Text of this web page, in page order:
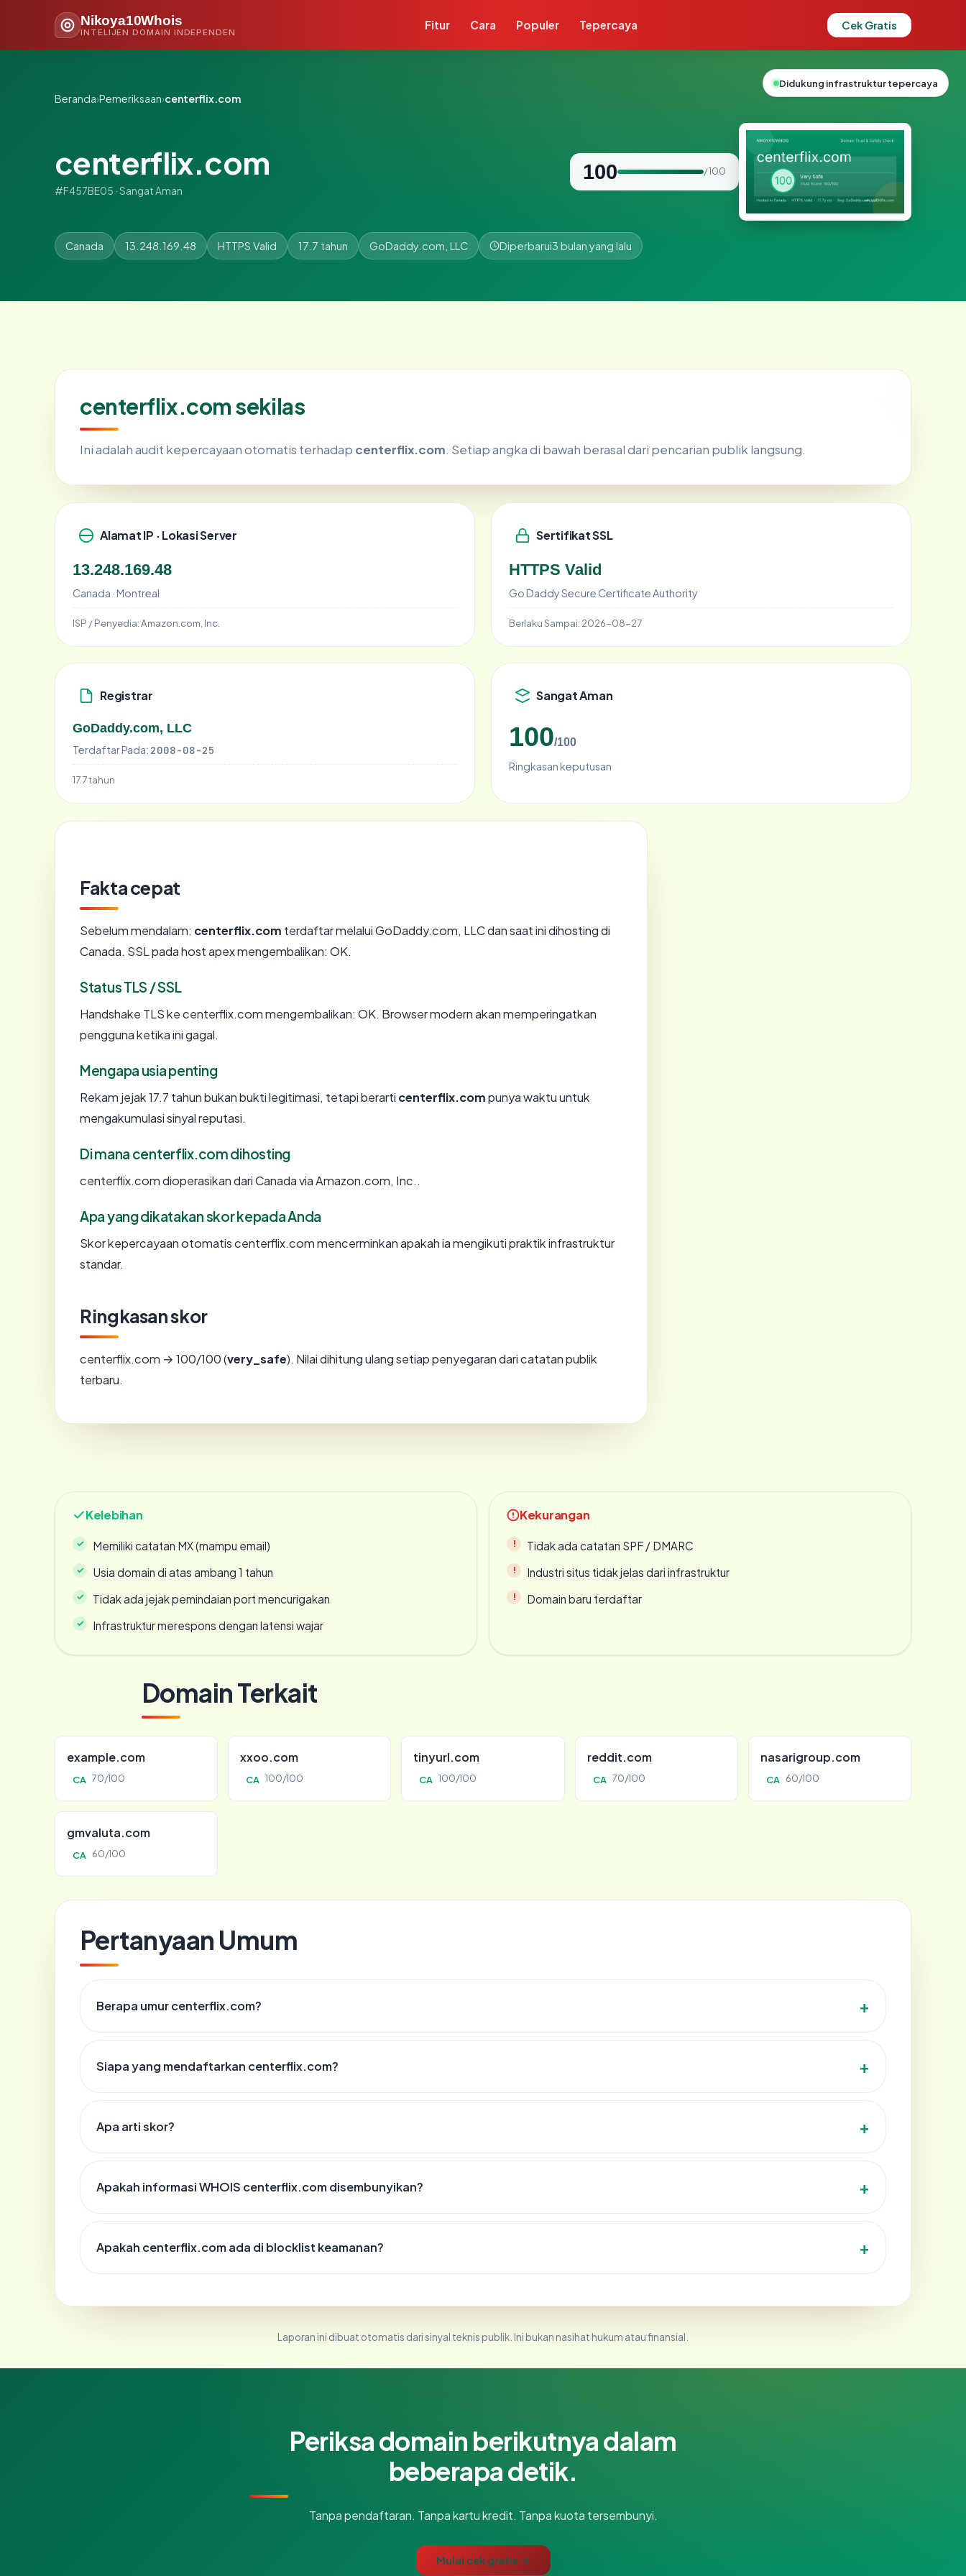
Nikoya10Whois
INTELIJEN DOMAIN INDEPENDEN
Fitur Cara Populer Tepercaya Cek Gratis
Beranda›Pemeriksaan›centerflix.com
centerflix.com
#F457BE05 · Sangat Aman
100 / 100
Canada 13.248.169.48 HTTPS Valid 17.7 tahun GoDaddy.com, LLC Diperbarui3 bulan yang lalu
centerflix.com sekilas
Ini adalah audit kepercayaan otomatis terhadap centerflix.com. Setiap angka di bawah berasal dari pencarian publik langsung.
Alamat IP · Lokasi Server
13.248.169.48
Canada · Montreal
ISP / Penyedia:Amazon.com, Inc.
Sertifikat SSL
HTTPS Valid
Go Daddy Secure Certificate Authority
Berlaku Sampai: 2026-08-27
Registrar
GoDaddy.com, LLC
Terdaftar Pada: 2008-08-25
17.7 tahun
Sangat Aman
100/100
Ringkasan keputusan
Fakta cepat
Sebelum mendalam: centerflix.com terdaftar melalui GoDaddy.com, LLC dan saat ini dihosting di
Canada. SSL pada host apex mengembalikan: OK.
Status TLS / SSL
Handshake TLS ke centerflix.com mengembalikan: OK. Browser modern akan memperingatkan
pengguna ketika ini gagal.
Mengapa usia penting
Rekam jejak 17.7 tahun bukan bukti legitimasi, tetapi berarti centerflix.compunya waktu untuk
mengakumulasi sinyal reputasi.
Di mana centerflix.com dihosting
centerflix.com dioperasikan dari Canada via Amazon.com, Inc..
Apa yang dikatakan skor kepada Anda
Skor kepercayaan otomatis centerflix.com mencerminkan apakah ia mengikuti praktik infrastruktur
standar.
Ringkasan skor
centerflix.com → 100/100 (very_safe). Nilai dihitung ulang setiap penyegaran dari catatan publik
terbaru.
Kelebihan
Memiliki catatan MX (mampu email)
Usia domain di atas ambang 1 tahun
Tidak ada jejak pemindaian port mencurigakan
Infrastruktur merespons dengan latensi wajar
Kekurangan
Tidak ada catatan SPF / DMARC
Industri situs tidak jelas dari infrastruktur
Domain baru terdaftar
Domain Terkait
example.com
CA 70/100
xxoo.com
CA 100/100
tinyurl.com
CA 100/100
reddit.com
CA 70/100
nasarigroup.com
CA 60/100
gmvaluta.com
CA 60/100
Pertanyaan Umum
Berapa umur centerflix.com?
Siapa yang mendaftarkan centerflix.com?
Apa arti skor?
Apakah informasi WHOIS centerflix.com disembunyikan?
Apakah centerflix.com ada di blocklist keamanan?
Laporan ini dibuat otomatis dari sinyal teknis publik. Ini bukan nasihat hukum atau finansial.
Periksa domain berikutnya dalam
beberapa detik.
Tanpa pendaftaran. Tanpa kartu kredit. Tanpa kuota tersembunyi.
Mulai cek gratis →
Didukung infrastruktur tepercaya